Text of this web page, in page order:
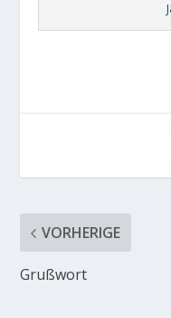
VORHERIGE
Grußwort